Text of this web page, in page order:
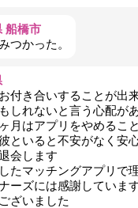
船橋市
つかった。
付き合いすることが出
しれないと言う心配が
月はアプリをやめるこ
といると不安がなく安
会します
たマッチングアプリで
ーズには感謝していま
ざいました